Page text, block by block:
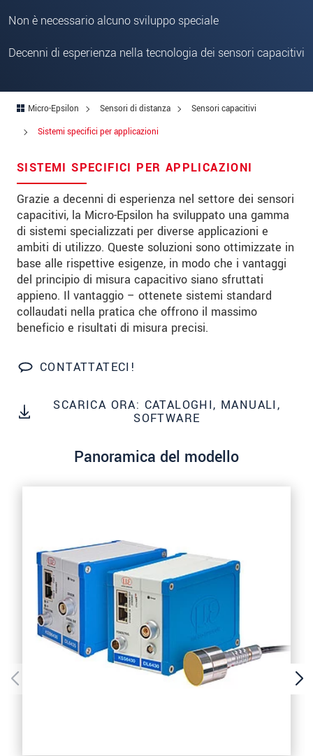
Non è necessario alcuno sviluppo speciale
Decenni di esperienza nella tecnologia dei sensori capacitivi
Micro-Epsilon Sensori di distanza
Sensori capacitivi
Sistemi specifici per applicazioni
SISTEMI SPECIFICI PER APPLICAZIONI
Grazie a decenni di esperienza nel settore dei sensori
capacitivi, la Micro-Epsilon ha sviluppato una gamma
di sistemi specializzati per diverse applicazioni e
ambiti di utilizzo. Queste soluzioni sono ottimizzate in
base alle rispettive esigenze, in modo che i vantaggi
del principio di misura capacitivo siano sfruttati
appieno. Il vantaggio – ottenete sistemi standard
collaudati nella pratica che offrono il massimo
beneficio e risultati di misura precisi.
CONTATTATECI!
SCARICA ORA: CATALOGHI, MANUALI,
SOFTWARE
Panoramica del modello
Città *
Paese*
Telefono
Messaggio
Vi prego di tenermi informato sulle
innovazioni dei prodotti via e-mail.
* Informazioni obbligatorie
We treat your data confidentially. Please read our